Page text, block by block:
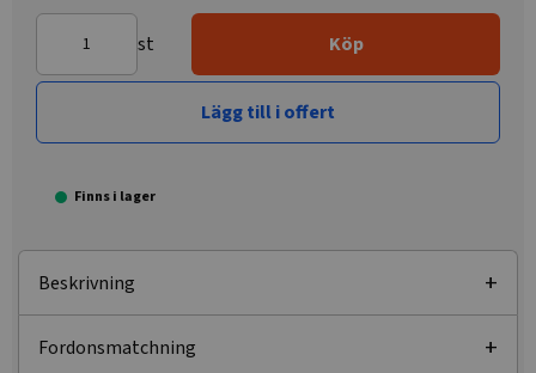
st Köp
Lägg till i offert
Finns i lager
Beskrivning
Fordonsmatchning